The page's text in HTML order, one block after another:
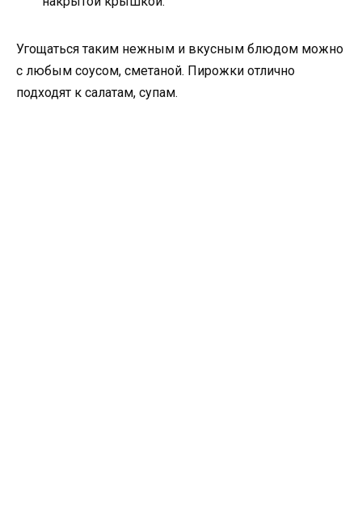
Угощаться таким нежным и вкусным блюдом можно
с любым соусом, сметаной. Пирожки отлично
подходят к салатам, супам.